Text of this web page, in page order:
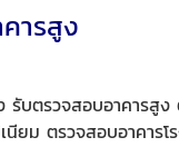
ารสูง
รวจสอบอาคารสูง ตรวจสอบ
รม-เซอร์วิสอ